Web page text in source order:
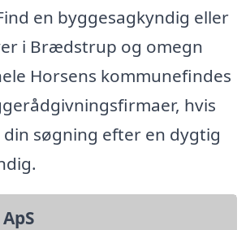
en byggesagkyndig eller
i Brædstrup og omegn
Horsens kommunefindes
hvis
søgning efter en dygtig